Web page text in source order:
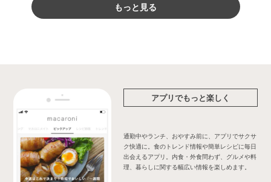
もっと見る
アプリでもっと楽しく
通勤中やランチ、おやすみ前に、アプリでサクサ
ク快適に。食のトレンド情報や簡単レシピに毎日
出会えるアプリ。内食・外食問わず、グルメや料
理、暮らしに関する幅広い情報を楽しめます。